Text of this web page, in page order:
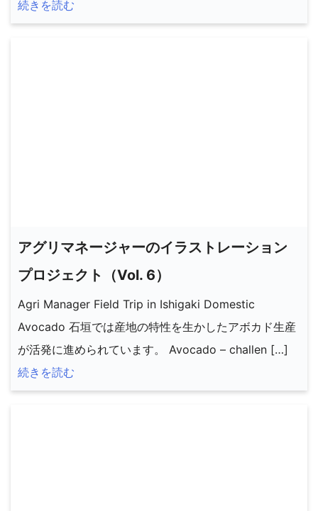
続きを読む
アグリマネージャーのイラストレーション
プロジェクト（Vol. 6）
Agri Manager Field Trip in Ishigaki Domestic
Avocado 石垣では産地の特性を生かしたアボカド生産
が活発に進められています。 Avocado – challen […]
続きを読む